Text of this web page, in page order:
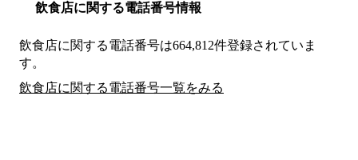
飲食店に関する電話番号情報
飲食店に関する電話番号は664,812件登録されていま
す。
飲食店に関する電話番号一覧をみる